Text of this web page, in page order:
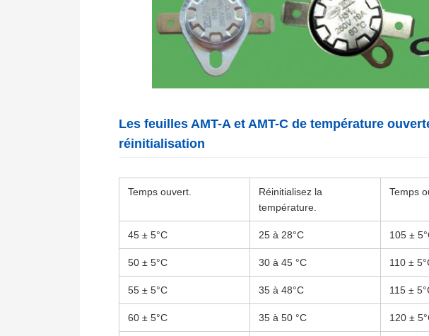
Les feuilles AMT-A et AMT-C de température
réinitialisation
Temps ouvert.
Réinitialisez la
température.
Temps
45 ± 5°C 25 à 28°C 105 ±
50 ± 5°C 30 à 45 °C 110 ±
55 ± 5°C 35 à 48°C 115 ±
60 ± 5°C 35 à 50 °C 120 ±